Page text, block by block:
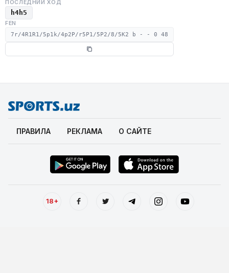
ПОСЛЕДНИЙ ХОД
h4h5
FEN
7r/4R1R1/5p1k/4p2P/r5P1/5P2/8/5K2 b - - 0 48
ПРАВИЛА РЕКЛАМА О САЙТЕ
18+